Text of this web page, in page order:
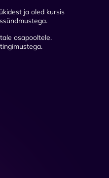
ja oled kursis
osapooltele.